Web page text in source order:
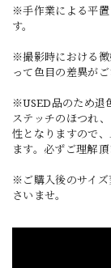
※手作業による平
す。
※撮影時における微
って色目の差異がご
※USED品のため退
ステッチのほつれ
性となりますので
ます。必ずご理解頂
※ご購入後のサイ
さいませ。